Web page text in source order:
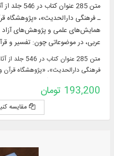
متن 285
ـ فرهنگی دارالحدیث»، «پژوهشگاه
همایش‌های علمی و پژوهش‌های آزاد
عربی، در موضوعاتی چون: تفسیر و
متن 285
فرهنگی دارالحدیث»، «پژوهشگاه
چون: تفسیر و قرآن ...
193,200 تومان
مقایسه